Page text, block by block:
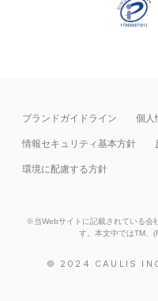
ブランドガイドライン 個人
情報セキュリティ基本⽅針
環境に配慮する方針
※当Webサイトに記載されている会
す。本文中ではTM、
© 2024 CAULIS